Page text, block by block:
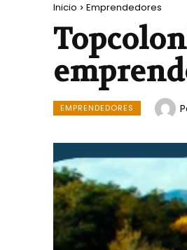
Inicio Emprendedores
EMPRENDEDORES